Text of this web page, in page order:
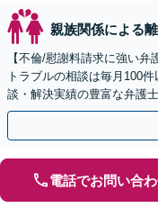
親族関係による
【不倫/慰謝料請求に強い
トラブルの相談は毎月100
談・解決実績の豊富な弁護
倫相談は初回0円】【福岡県
電話でお問い合